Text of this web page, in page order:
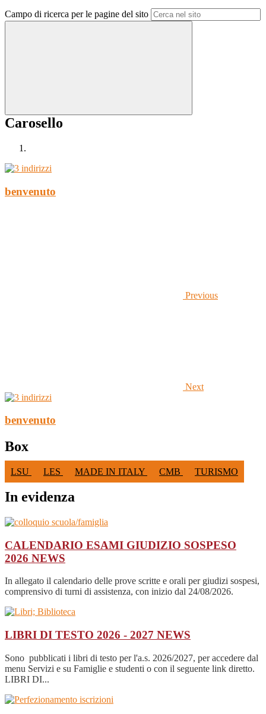
Campo di ricerca per le pagine del sito
Carosello
benvenuto
Previous
Next
benvenuto
Box
LSU LES MADE IN ITALY CMB TURISMO
In evidenza
CALENDARIO ESAMI GIUDIZIO SOSPESO
2026 NEWS
In allegato il calendario delle prove scritte e orali per giudizi sospesi,
comprensivo di turni di assistenza, con inizio dal 24/08/2026.
LIBRI DI TESTO 2026 - 2027 NEWS
Sono pubblicati i libri di testo per l'a.s. 2026/2027, per accedere dal
menu Servizi e su Famiglie e studenti o con il seguente link diretto.
LIBRI DI...